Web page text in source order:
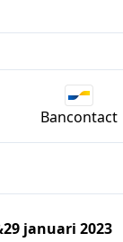
Bancontact
januari 2023